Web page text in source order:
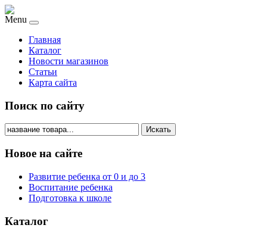
Menu
Главная
Каталог
Новости магазинов
Статьи
Карта сайта
Поиск по сайту
Искать
Новое на сайте
Развитие ребенка от 0 и до 3
Воспитание ребенка
Подготовка к школе
Каталог